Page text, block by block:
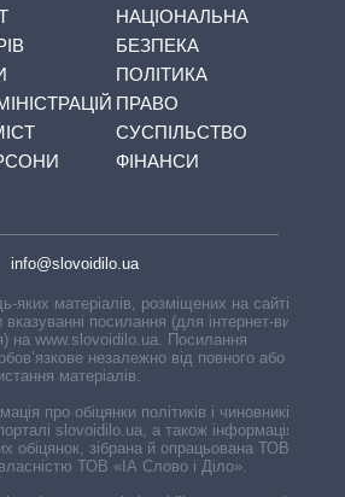
НАЦІОНАЛЬНА
БЕЗПЕКА
ПОЛІТИКА
ПРАВО
СУСПІЛЬСТВО
ФІНАНСИ
info@slovoidilo.ua
яких матеріалів, розміщених на сайті,
посилання (для інтернет-видань
на www.slovoidilo.ua. Посилання
незалежно від повного або
матеріалів.
про обіцянки політиків і чиновників,
slovoidilo.ua, а також інформація про
обіцянок, зібрана й опрацьована ТОВ «ІА
ТОВ «ІА Слово і Діло».